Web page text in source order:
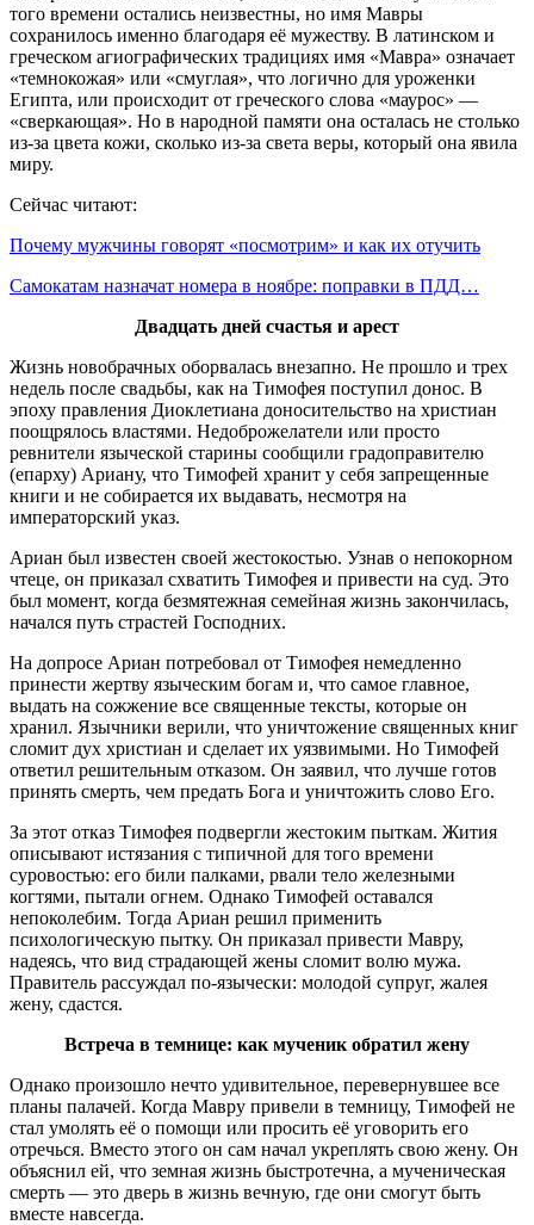
того времени остались неизвестны, но имя Мавры
сохранилось именно благодаря её мужеству. В латинском и
греческом агиографических традициях имя «Мавра» означает
«темнокожая» или «смуглая», что логично для уроженки
Египта, или происходит от греческого слова «маурос» —
«сверкающая». Но в народной памяти она осталась не столько
из-за цвета кожи, сколько из-за света веры, который она явила
миру.
Сейчас читают:
Почему мужчины говорят «посмотрим» и как их отучить
Самокатам назначат номера в ноябре: поправки в ПДД…
Двадцать дней счастья и арест
Жизнь новобрачных оборвалась внезапно. Не прошло и трех
недель после свадьбы, как на Тимофея поступил донос. В
эпоху правления Диоклетиана доносительство на христиан
поощрялось властями. Недоброжелатели или просто
ревнители языческой старины сообщили градоправителю
(епарху) Ариану, что Тимофей хранит у себя запрещенные
книги и не собирается их выдавать, несмотря на
императорский указ.
Ариан был известен своей жестокостью. Узнав о непокорном
чтеце, он приказал схватить Тимофея и привести на суд. Это
был момент, когда безмятежная семейная жизнь закончилась,
начался путь страстей Господних.
На допросе Ариан потребовал от Тимофея немедленно
принести жертву языческим богам и, что самое главное,
выдать на сожжение все священные тексты, которые он
хранил. Язычники верили, что уничтожение священных книг
сломит дух христиан и сделает их уязвимыми. Но Тимофей
ответил решительным отказом. Он заявил, что лучше готов
принять смерть, чем предать Бога и уничтожить слово Его.
За этот отказ Тимофея подвергли жестоким пыткам. Жития
описывают истязания с типичной для того времени
суровостью: его били палками, рвали тело железными
когтями, пытали огнем. Однако Тимофей оставался
непоколебим. Тогда Ариан решил применить
психологическую пытку. Он приказал привести Мавру,
надеясь, что вид страдающей жены сломит волю мужа.
Правитель рассуждал по-язычески: молодой супруг, жалея
жену, сдастся.
Встреча в темнице: как мученик обратил жену
Однако произошло нечто удивительное, перевернувшее все
планы палачей. Когда Мавру привели в темницу, Тимофей не
стал умолять её о помощи или просить её уговорить его
отречься. Вместо этого он сам начал укреплять свою жену. Он
объяснил ей, что земная жизнь быстротечна, а мученическая
смерть — это дверь в жизнь вечную, где они смогут быть
вместе навсегда.